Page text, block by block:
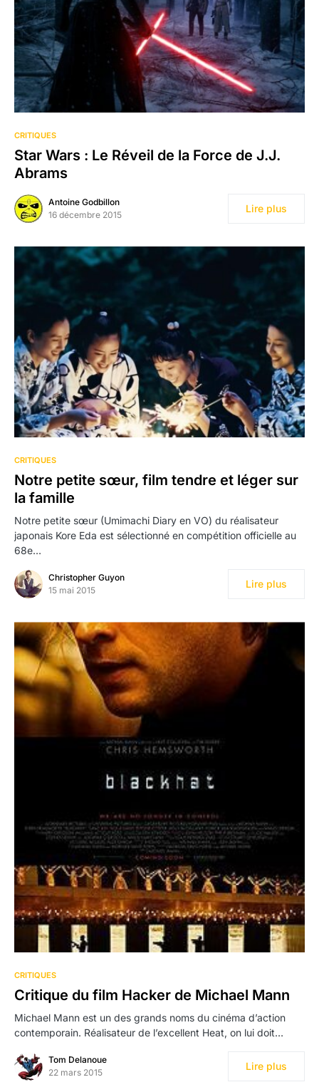
CRITIQUES
Star Wars : Le Réveil de la Force de J.J.
Abrams
Antoine Godbillon
16 décembre 2015
Lire plus
CRITIQUES
Notre petite sœur, film tendre et léger sur
la famille
Notre petite sœur (Umimachi Diary en VO) du réalisateur
japonais Kore Eda est sélectionné en compétition officielle au
68e…
Christopher Guyon
15 mai 2015
Lire plus
CRITIQUES
Critique du film Hacker de Michael Mann
Michael Mann est un des grands noms du cinéma d’action
contemporain. Réalisateur de l’excellent Heat, on lui doit…
Tom Delanoue
22 mars 2015
Lire plus